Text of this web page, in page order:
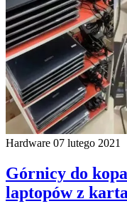
Hardware 07 lutego 2021
Górnicy do
laptopów z